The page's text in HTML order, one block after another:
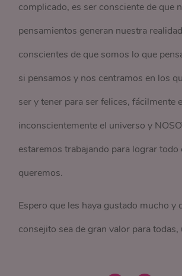
complicado, es ser consciente de que
pensamientos generan nuestra
conscientes de que somos lo que
si pensamos y nos centramos en los
ser y tener para ser felices, fácilmente e
inconscientemente el universo y
estaremos trabajando para lograr todo
queremos.
Espero que les haya gustado mucho y
consejito sea de gran valor para todas,